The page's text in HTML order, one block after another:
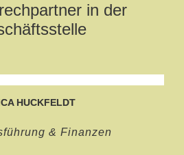
in der
HUCKFELDT
& Finanzen